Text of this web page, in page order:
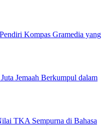
Kompas Gramedia yang
Jemaah Berkumpul dalam
TKA Sempurna di Bahasa